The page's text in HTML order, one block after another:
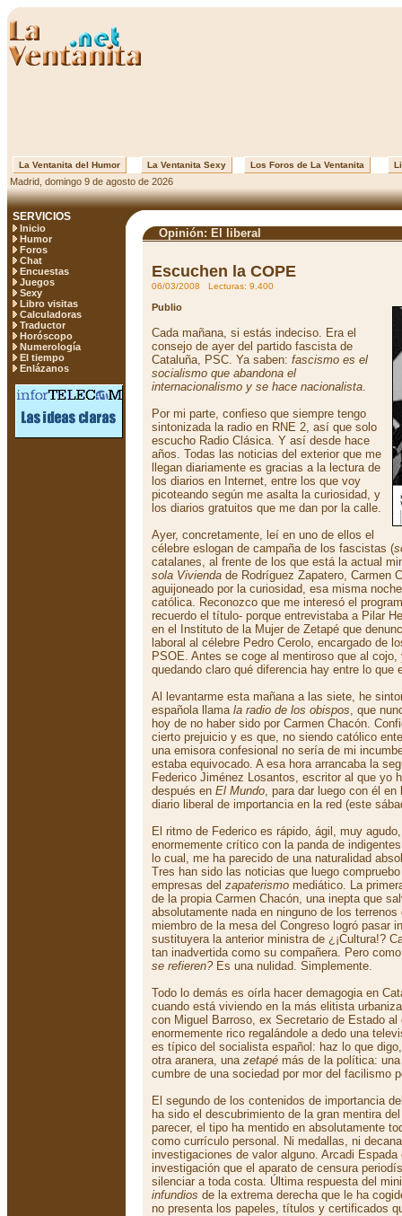
La Ventanita del Humor La Ventanita Sexy Los Foros de La Ventanita
Madrid, domingo 9 de agosto de 2026
SERVICIOS
Inicio
Humor
Foros
Chat
Encuestas
Juegos
Sexy
Libro visitas
Calculadoras
Traductor
Horóscopo
Numerología
El tiempo
Enlázanos
Opinión: El liberal
Escuchen la COPE
06/03/2008 Lecturas: 9.400
Publio
Cada mañana, si estás indeciso. Era el
consejo de ayer del partido fascista de
Cataluña, PSC. Ya saben: fascismo es el
socialismo que abandona el
internacionalismo y se hace nacionalista.
Por mi parte, confieso que siempre tengo
sintonizada la radio en RNE 2, así que solo
escucho Radio Clásica. Y así desde hace
años. Todas las noticias del exterior que me
llegan diariamente es gracias a la lectura de
los diarios en Internet, entre los que voy
picoteando según me asalta la curiosidad, y
los diarios gratuitos que me dan por la calle.
Ayer, concretamente, leí en uno de ellos el
célebre eslogan de campaña de los fascistas (
catalanes, al frente de los que está la actual
sola Vivienda de Rodríguez Zapatero, Carmen
aguijoneado por la curiosidad, esa misma
católica. Reconozco que me interesó el
recuerdo el título- porque entrevistaba a Pilar
en el Instituto de la Mujer de Zetapé que
laboral al célebre Pedro Cerolo, encargado de
PSOE. Antes se coge al mentiroso que al
quedando claro qué diferencia hay entre lo que
Al levantarme esta mañana a las siete, he
española llama la radio de los obispos, que
hoy de no haber sido por Carmen Chacón.
cierto prejuicio y es que, no siendo católico
una emisora confesional no sería de mi
estaba equivocado. A esa hora arrancaba la
Federico Jiménez Losantos, escritor al que yo
después en El Mundo, para dar luego con él
diario liberal de importancia en la red (este
El ritmo de Federico es rápido, ágil, muy
enormemente crítico con la panda de
lo cual, me ha parecido de una naturalidad
Tres han sido las noticias que luego
empresas del zapaterismo mediático. La
de la propia Carmen Chacón, una inepta que
absolutamente nada en ninguno de los
miembro de la mesa del Congreso logró pasar
sustituyera la anterior ministra de ¿¡Cultura!?
tan inadvertida como su compañera. Pero
se refieren? Es una nulidad. Simplemente.
Todo lo demás es oírla hacer demagogia en
cuando está viviendo en la más elitista
con Miguel Barroso, ex Secretario de Estado al
enormemente rico regalándole a dedo una
es típico del socialista español: haz lo que
otra aranera, una zetapé más de la política:
cumbre de una sociedad por mor del facilismo
El segundo de los contenidos de importancia
ha sido el descubrimiento de la gran mentira
parecer, el tipo ha mentido en absolutamente
como currículo personal. Ni medallas, ni
investigaciones de valor alguno. Arcadi
investigación que el aparato de censura
silenciar a toda costa. Última respuesta del
infundios de la extrema derecha que le ha
no presenta los papeles, títulos y certificados